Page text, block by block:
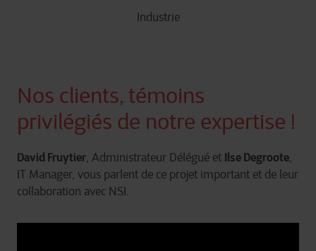
Industrie
Nos clients, témoins
privilégiés de notre expertise !
David Fruytier, Administrateur Délégué et Ilse Degroote,
IT Manager, vous parlent de ce projet important et de leur
collaboration avec NSI.